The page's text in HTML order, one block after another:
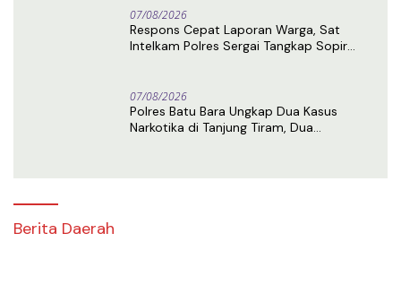
07/08/2026
Respons Cepat Laporan Warga, Sat
Intelkam Polres Sergai Tangkap Sopir
07/08/2026
Polres Batu Bara Ungkap Dua Kasus
Narkotika di Tanjung Tiram, Dua
Berita Daerah